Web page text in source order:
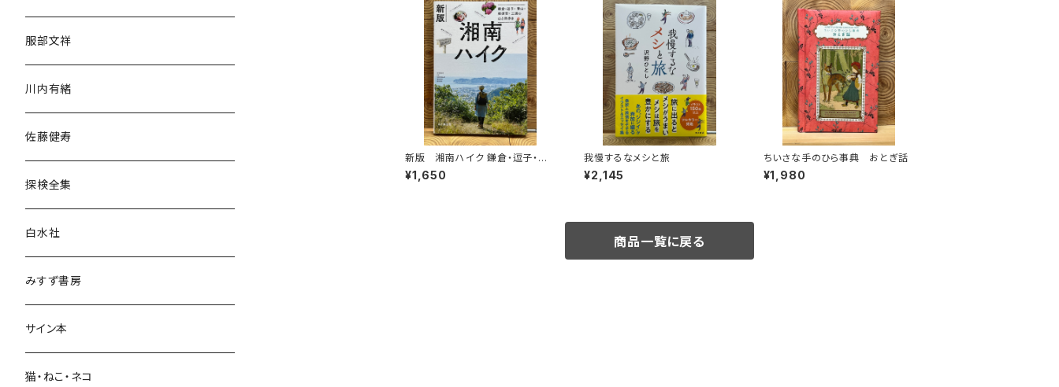
新版 湘南ハイク 鎌倉・逗子・葉
山・横須賀・三浦の山と海歩き
¥1,650
我慢するなメシと旅
¥2,145
ちいさな手のひら事典 おとぎ話
¥1,980
商品一覧に戻る
民族・風習
言語・ことば
服部文祥
川内有緒
佐藤健寿
探検全集
白水社
みすず書房
サイン本
猫・ねこ・ネコ